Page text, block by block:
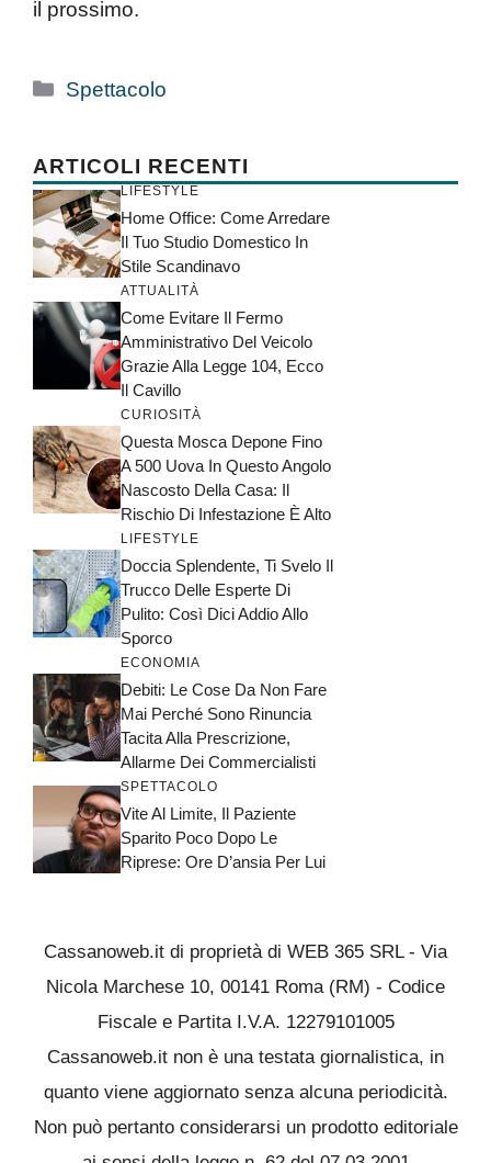
il prossimo.
Categorie
Spettacolo
ARTICOLI RECENTI
LIFESTYLE
Home Office: Come Arredare
Il Tuo Studio Domestico In
Stile Scandinavo
ATTUALITÀ
Come Evitare Il Fermo
Amministrativo Del Veicolo
Grazie Alla Legge 104, Ecco
Il Cavillo
CURIOSITÀ
Questa Mosca Depone Fino
A 500 Uova In Questo Angolo
Nascosto Della Casa: Il
Rischio Di Infestazione È Alto
LIFESTYLE
Doccia Splendente, Ti Svelo Il
Trucco Delle Esperte Di
Pulito: Così Dici Addio Allo
Sporco
ECONOMIA
Debiti: Le Cose Da Non Fare
Mai Perché Sono Rinuncia
Tacita Alla Prescrizione,
Allarme Dei Commercialisti
SPETTACOLO
Vite Al Limite, Il Paziente
Sparito Poco Dopo Le
Riprese: Ore D’ansia Per Lui
Cassanoweb.it di proprietà di WEB 365 SRL - Via
Nicola Marchese 10, 00141 Roma (RM) - Codice
Fiscale e Partita I.V.A. 12279101005
Cassanoweb.it non è una testata giornalistica, in
quanto viene aggiornato senza alcuna periodicità.
Non può pertanto considerarsi un prodotto editoriale